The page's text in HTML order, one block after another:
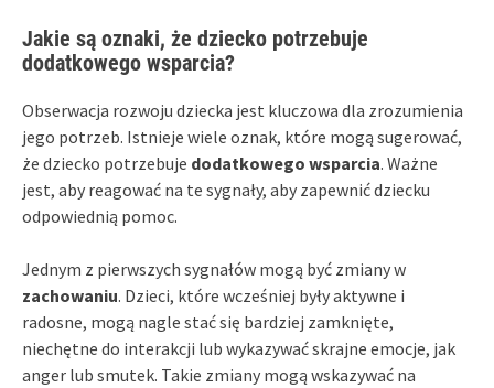
Jakie są oznaki, że dziecko potrzebuje
dodatkowego wsparcia?
Obserwacja rozwoju dziecka jest kluczowa dla zrozumienia
jego potrzeb. Istnieje wiele oznak, które mogą sugerować,
że dziecko potrzebuje dodatkowego wsparcia. Ważne
jest, aby reagować na te sygnały, aby zapewnić dziecku
odpowiednią pomoc.
Jednym z pierwszych sygnałów mogą być zmiany w
zachowaniu. Dzieci, które wcześniej były aktywne i
radosne, mogą nagle stać się bardziej zamknięte,
niechętne do interakcji lub wykazywać skrajne emocje, jak
anger lub smutek. Takie zmiany mogą wskazywać na